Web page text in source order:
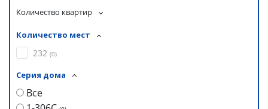
Количество квартир
Количество мест
232 (0)
Серия дома
Все